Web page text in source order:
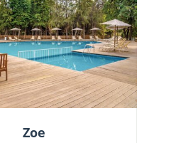
Zoe